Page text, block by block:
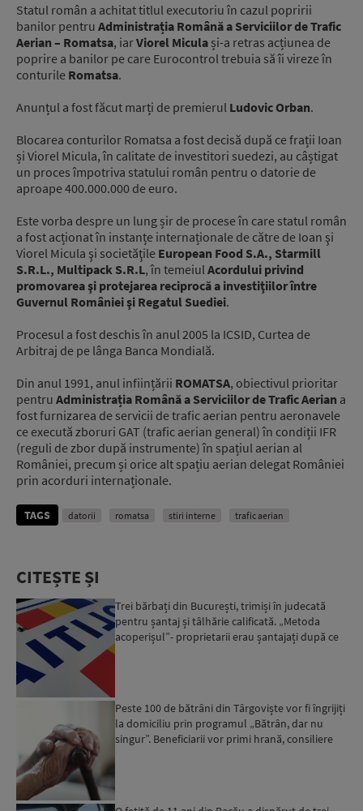
Statul român a achitat titlul executoriu în cazul popririi
banilor pentru Administrația Română a Serviciilor de Trafic
Aerian – Romatsa, iarViorel Micula și-a retras acțiunea de
poprire a banilor pe care Eurocontrol trebuia să îi vireze în
conturile Romatsa.
Anunțul a fost făcut marți de premierul Ludovic Orban.
Blocarea conturilor Romatsa a fost decisă după ce frații Ioan
și Viorel Micula, în calitate de investitori suedezi, au câștigat
un proces împotriva statului român pentru o datorie de
aproape 400.000.000 de euro.
Este vorba despre un lung șir de procese în care statul român
a fost acționat în instanțe internaționale de către de Ioan şi
Viorel Micula şi societăţile European Food S.A., Starmill
S.R.L., Multipack S.R.L, în temeiul Acordului privind
promovarea şi protejarea reciprocă a investiţiilor între
Guvernul României şi Regatul Suediei.
Procesul a fost deschis în anul 2005 la ICSID, Curtea de
Arbitraj de pe lânga Banca Mondială.
Din anul 1991, anul inființării ROMATSA, obiectivul prioritar
pentru Administrația Română a Serviciilor de Trafic Aerian a
fost furnizarea de servicii de trafic aerian pentru aeronavele
ce execută zboruri GAT (trafic aerian general) în condiții IFR
(reguli de zbor după instrumente) în spațiul aerian al
României, precum și orice alt spațiu aerian delegat României
prin acorduri internaționale.
TAGS datorii romatsa stiri interne trafic aerian
CITEȘTE ȘI
Trei bărbați din București, trimiși în judecată
pentru șantaj și tâlhărie calificată. „Metoda
acoperișul”- proprietarii erau șantajați după ce
Peste 100 de bătrâni din Târgoviște vor fi îngrijiți
la domiciliu prin programul „Bătrân, dar nu
singur”. Beneficiarii vor primi hrană, consiliere